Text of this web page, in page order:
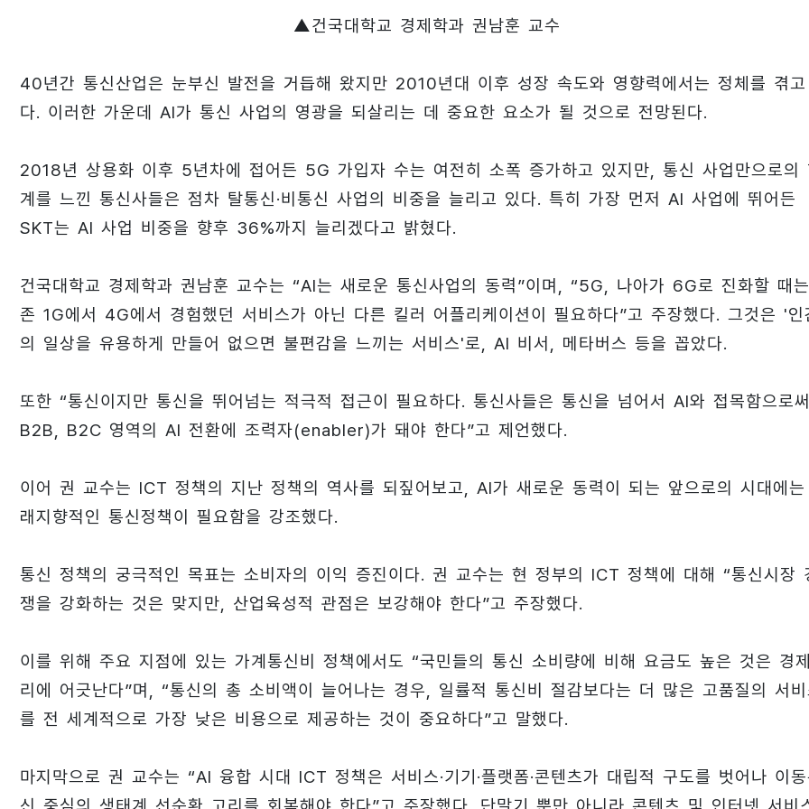
▲건국대학교 경제학과 권남훈 교수
40년간 통신산업은 눈부신 발전을 거듭해 왔지만 2010년대 이후 성장 속도와 영향력에서는 정체를 겪고
다. 이러한 가운데 AI가 통신 사업의 영광을 되살리는 데 중요한 요소가 될 것으로 전망된다.
2018년 상용화 이후 5년차에 접어든 5G 가입자 수는 여전히 소폭 증가하고 있지만, 통신 사업만으로의
계를 느낀 통신사들은 점차 탈통신·비통신 사업의 비중을 늘리고 있다. 특히 가장 먼저 AI 사업에 뛰어든
SKT는 AI 사업 비중을 향후 36%까지 늘리겠다고 밝혔다.
건국대학교 경제학과 권남훈 교수는 “AI는 새로운 통신사업의 동력”이며, “5G, 나아가 6G로 진화할 때는
존 1G에서 4G에서 경험했던 서비스가 아닌 다른 킬러 어플리케이션이 필요하다”고 주장했다. 그것은 '인
의 일상을 유용하게 만들어 없으면 불편감을 느끼는 서비스'로, AI 비서, 메타버스 등을 꼽았다.
또한 “통신이지만 통신을 뛰어넘는 적극적 접근이 필요하다. 통신사들은 통신을 넘어서 AI와 접목함으로써
B2B, B2C 영역의 AI 전환에 조력자(enabler)가 돼야 한다”고 제언했다.
이어 권 교수는 ICT 정책의 지난 정책의 역사를 되짚어보고, AI가 새로운 동력이 되는 앞으로의 시대에는
래지향적인 통신정책이 필요함을 강조했다.
통신 정책의 궁극적인 목표는 소비자의 이익 증진이다. 권 교수는 현 정부의 ICT 정책에 대해 “통신시장
쟁을 강화하는 것은 맞지만, 산업육성적 관점은 보강해야 한다”고 주장했다.
이를 위해 주요 지점에 있는 가계통신비 정책에서도 “국민들의 통신 소비량에 비해 요금도 높은 것은 경
리에 어긋난다”며, “통신의 총 소비액이 늘어나는 경우, 일률적 통신비 절감보다는 더 많은 고품질의 서비
를 전 세계적으로 가장 낮은 비용으로 제공하는 것이 중요하다”고 말했다.
마지막으로 권 교수는 “AI 융합 시대 ICT 정책은 서비스·기기·플랫폼·콘텐츠가 대립적 구도를 벗어나 이동